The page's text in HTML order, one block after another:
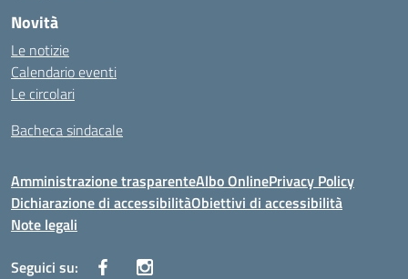
Novità
Le notizie
Calendario eventi
Le circolari
Bacheca sindacale
Amministrazione trasparenteAlbo OnlinePrivacy Policy
Dichiarazione di accessibilitàObiettivi di accessibilità
Note legali
Seguici su: